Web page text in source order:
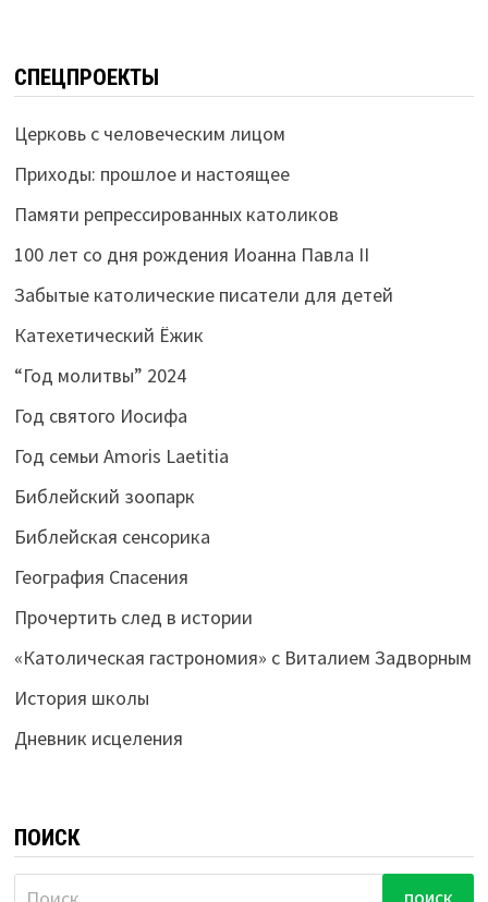
СПЕЦПРОЕКТЫ
Церковь с человеческим лицом
Приходы: прошлое и настоящее
Памяти репрессированных католиков
100 лет со дня рождения Иоанна Павла II
Забытые католические писатели для детей
Катехетический Ёжик
“Год молитвы” 2024
Год святого Иосифа
Год семьи Amoris Laetitia
Библейский зоопарк
Библейская сенсорика
География Спасения
Прочертить след в истории
«Католическая гастрономия» с Виталием Задворным
История школы
Дневник исцеления
ПОИСК
Найти: